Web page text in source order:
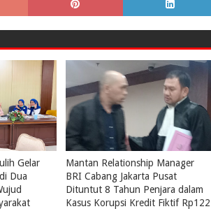
Gelar
Dua
Mantan Relationship Manager
BRI Cabang Jakarta Pusat
Dituntut 8 Tahun Penjara dalam
Kasus Korupsi Kredit Fiktif Rp122